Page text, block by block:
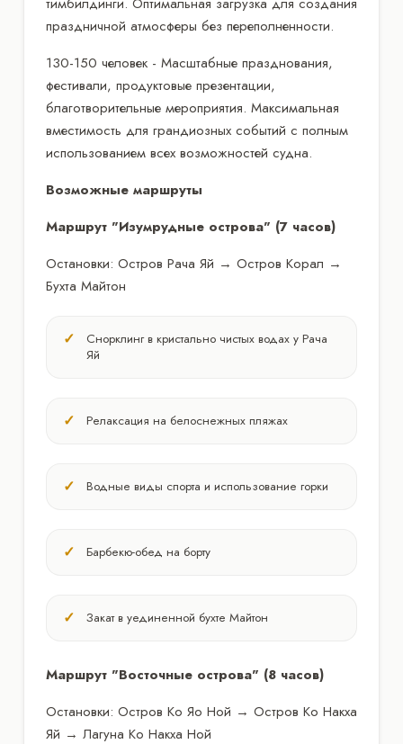
праздничной атмосферы без переполненности.
130-150 человек - Масштабные празднования,
фестивали, продуктовые презентации,
благотворительные мероприятия. Максимальная
вместимость для грандиозных событий с полным
использованием всех возможностей судна.
Возможные маршруты
Маршрут "Изумрудные острова" (7 часов)
Остановки: Остров Рача Яй → Остров Корал →
Бухта Майтон
Снорклинг в кристально чистых водах у Рача
Яй
Релаксация на белоснежных пляжах
Водные виды спорта и использование горки
Барбекю-обед на борту
Закат в уединенной бухте Майтон
Маршрут "Восточные острова" (8 часов)
Остановки: Остров Ко Яо Ной → Остров Ко Накха
Яй → Лагуна Ко Накха Ной